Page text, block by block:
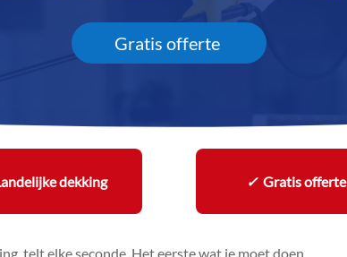
Gratis offerte
dekking ✓Gratis offerte
telt elke seconde.​ Het eerste wat je moet doen